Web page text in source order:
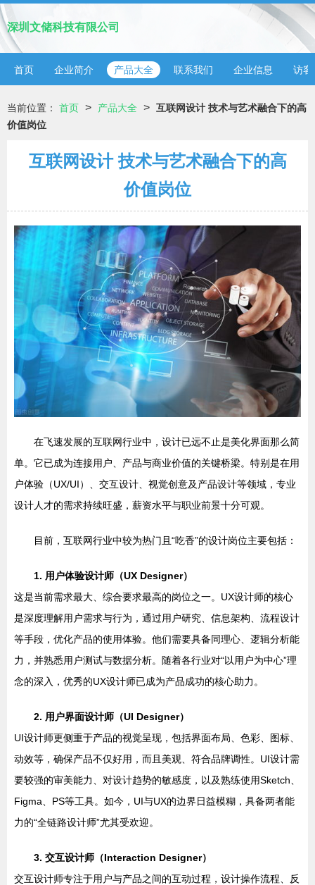
深圳文储科技有限公司
首页 企业简介 产品大全 联系我们 企业信息 访客
当前位置： 首页 > 产品大全 > 互联网设计 技术与艺术融合下的高
价值岗位
互联网设计 技术与艺术融合下的高
价值岗位
在飞速发展的互联网行业中，设计已远不止是美化界面那么简
单。它已成为连接用户、产品与商业价值的关键桥梁。特别是在用
户体验（UX/UI）、交互设计、视觉创意及产品设计等领域，专业
设计人才的需求持续旺盛，薪资水平与职业前景十分可观。
目前，互联网行业中较为热门且“吃香”的设计岗位主要包括：
1. 用户体验设计师（UX Designer）
这是当前需求最大、综合要求最高的岗位之一。UX设计师的核心
是深度理解用户需求与行为，通过用户研究、信息架构、流程设计
等手段，优化产品的使用体验。他们需要具备同理心、逻辑分析能
力，并熟悉用户测试与数据分析。随着各行业对“以用户为中心”理
念的深入，优秀的UX设计师已成为产品成功的核心助力。
2. 用户界面设计师（UI Designer）
UI设计师更侧重于产品的视觉呈现，包括界面布局、色彩、图标、
动效等，确保产品不仅好用，而且美观、符合品牌调性。UI设计需
要较强的审美能力、对设计趋势的敏感度，以及熟练使用Sketch、
Figma、PS等工具。如今，UI与UX的边界日益模糊，具备两者能
力的“全链路设计师”尤其受欢迎。
3. 交互设计师（Interaction Designer）
交互设计师专注于用户与产品之间的互动过程，设计操作流程、反